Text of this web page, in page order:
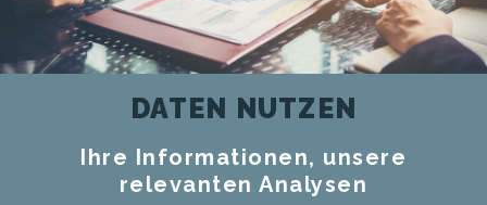
DATEN NUTZEN
Ihre Informationen, unsere
relevanten Analysen